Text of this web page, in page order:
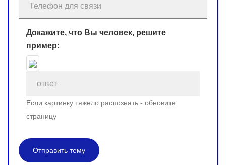
Докажите, что Вы человек, решите
пример:
Если картинку тяжело распознать - обновите
страницу
Отправить тему